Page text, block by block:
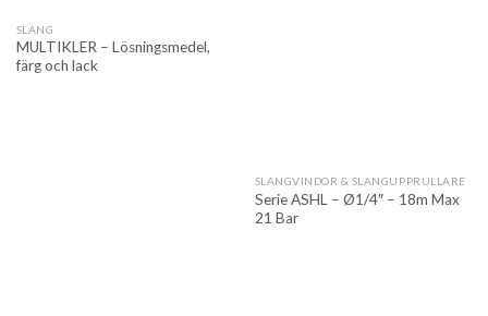
SLANG
MULTIKLER – Lösningsmedel,
färg och lack
SLANGVINDOR & SLANGUPPRULLARE
Serie ASHL – Ø1/4″ – 18m Max
21 Bar